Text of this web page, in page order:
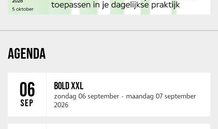
AGENDA
06
SEP
BOLD XXL
zondag 06 september - maandag 07 september
2026